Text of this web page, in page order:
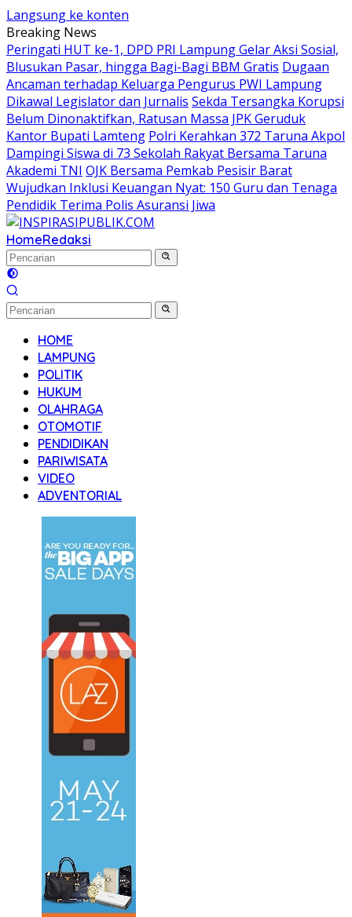
Langsung ke konten
Breaking News
Peringati HUT ke-1, DPD PRI Lampung Gelar Aksi Sosial,
Blusukan Pasar, hingga Bagi-Bagi BBM Gratis Dugaan
Ancaman terhadap Keluarga Pengurus PWI Lampung
Dikawal Legislator dan Jurnalis Sekda Tersangka Korupsi
Belum Dinonaktifkan, Ratusan Massa JPK Geruduk
Kantor Bupati Lamteng Polri Kerahkan 372 Taruna Akpol
Dampingi Siswa di 73 Sekolah Rakyat Bersama Taruna
Akademi TNI OJK Bersama Pemkab Pesisir Barat
Wujudkan Inklusi Keuangan Nyat: 150 Guru dan Tenaga
Pendidik Terima Polis Asuransi Jiwa
HomeRedaksi
HOME
LAMPUNG
POLITIK
HUKUM
OLAHRAGA
OTOMOTIF
PENDIDIKAN
PARIWISATA
VIDEO
ADVENTORIAL